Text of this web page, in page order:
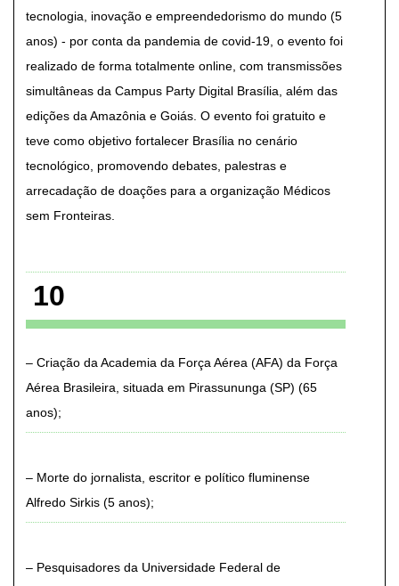
tecnologia, inovação e empreendedorismo do mundo (5
anos) - por conta da pandemia de covid-19, o evento foi
realizado de forma totalmente online, com transmissões
simultâneas da Campus Party Digital Brasília, além das
edições da Amazônia e Goiás. O evento foi gratuito e
teve como objetivo fortalecer Brasília no cenário
tecnológico, promovendo debates, palestras e
arrecadação de doações para a organização Médicos
sem Fronteiras
10
Criação da Academia da Força Aérea (AFA) da Força
Aérea Brasileira, situada em Pirassununga (SP) (65
anos)
Morte do jornalista, escritor e político fluminense
Alfredo Sirkis (5 anos)
Pesquisadores da Universidade Federal de